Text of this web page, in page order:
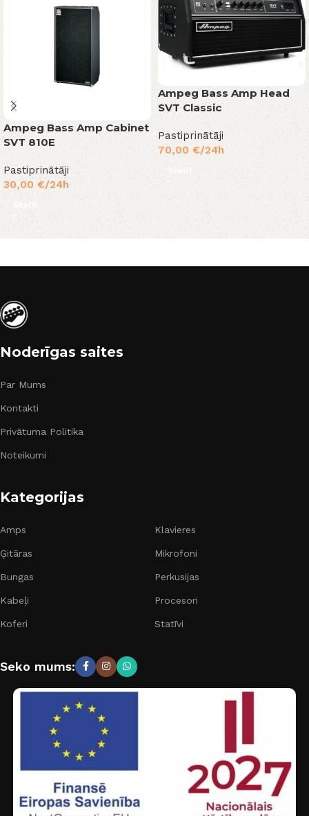
Ampeg Bass Amp Cabinet
SVT 810E
Pastiprinātāji
30,00 €/24h
Skatīt
Ampeg Bass Amp Head
SVT Classic
Pastiprinātāji
70,00 €/24h
Skatīt
Noderīgas saites
Par Mums
Kontakti
Privātuma Politika
Noteikumi
Kategorijas
Amps
Ģitāras
Bungas
Kabeļi
Koferi
Klavieres
Mikrofoni
Perkusijas
Procesori
Statīvi
Seko mums: